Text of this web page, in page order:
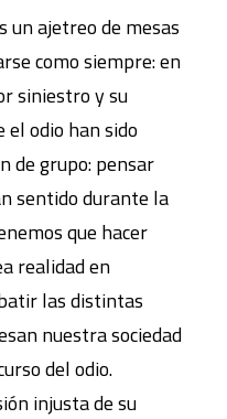
un ajetreo de mesas
como siempre: en
siniestro y su
el odio han sido
de grupo: pensar
sentido durante la
que hacer
realidad en
las distintas
nuestra sociedad
del odio.
injusta de su